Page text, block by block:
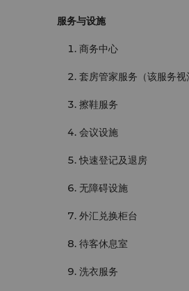
服务与设施
商务中心
套房管家服务（该服务视
擦鞋服务
会议设施
快速登记及退房
无障碍设施
外汇兑换柜台
待客休息室
洗衣服务